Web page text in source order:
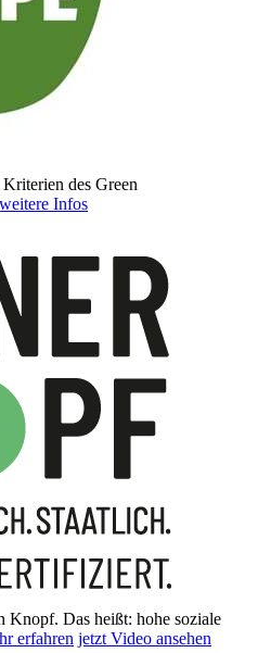
des Green
weitere Infos
Knopf. Das heißt: hohe soziale
erfahren jetzt Video ansehen